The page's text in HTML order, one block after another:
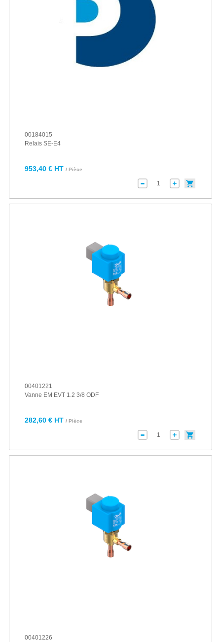
00184015
Relais SE-E4
953,40 € HT / Pièce
00401221
Vanne EM EVT 1.2 3/8 ODF
282,60 € HT / Pièce
00401226